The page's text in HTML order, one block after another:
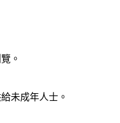
。
未成年人士。